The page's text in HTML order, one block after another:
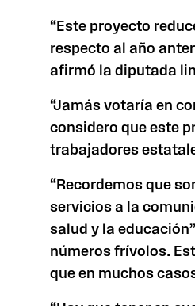
“Este proyecto
respecto al año
afirmó la diputada
“Jamás votaría en
considero que este
trabajadores
“Recordemos que
servicios a la
salud y la
números frívolos.
que en muchos